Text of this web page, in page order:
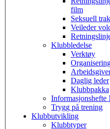
film
Seksuell
Veileder
Klubbledelse
Verktøy
Daglig leder
Klubbpakka
Informasjonshefte
Trygg på trening
Klubbutvikling
Klubbtyper